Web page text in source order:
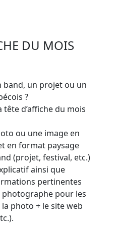
DU MOIS
band, un projet ou un
?
d’affiche du mois
ou une image en
en format paysage
(projet, festival, etc.)
ainsi que
pertinentes
pour les
photo + le site web